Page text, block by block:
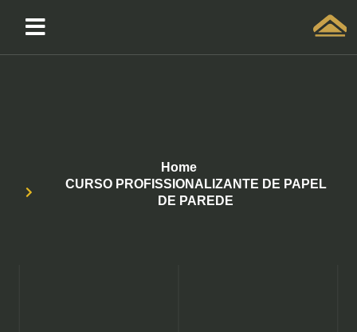
Home
CURSO PROFISSIONALIZANTE DE PAPEL
DE PAREDE